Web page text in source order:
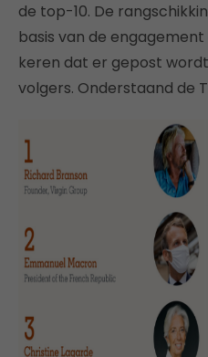
de top-10. De
basis van de
keren dat er gepost
volgers. Onderstaand de